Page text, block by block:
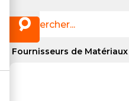
Fournisseurs de Matériaux